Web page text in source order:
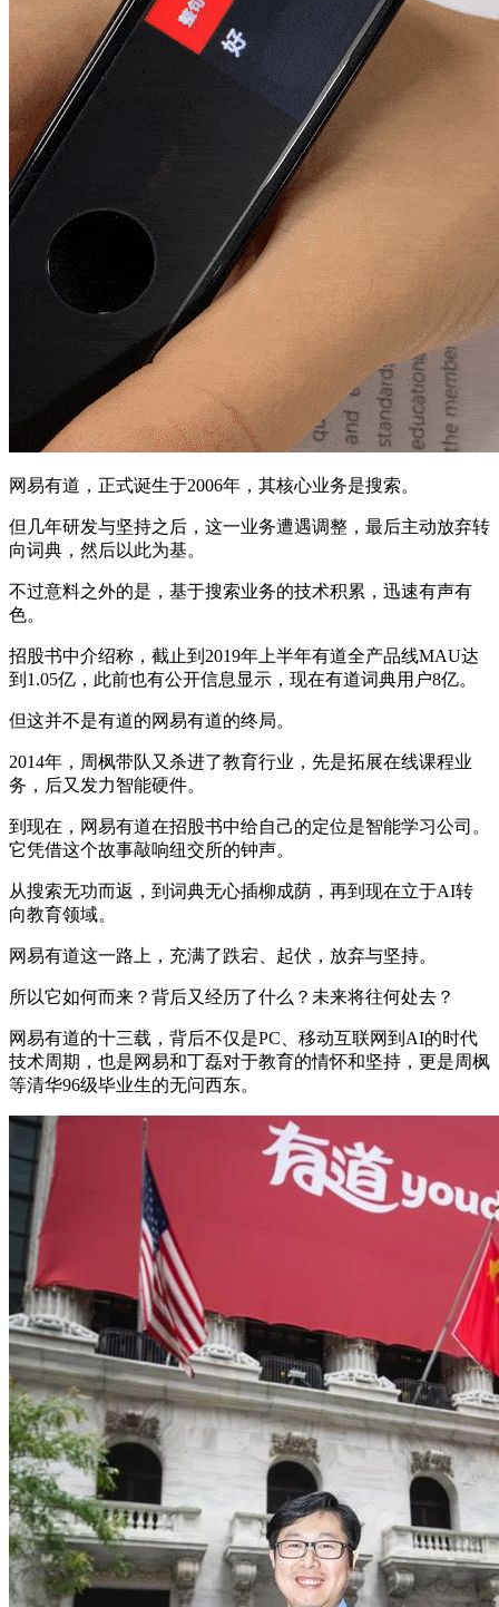
网易有道，正式诞生于2006年，其核心业务是搜索。
但几年研发与坚持之后，这一业务遭遇调整，最后主动放弃转
向词典，然后以此为基。
不过意料之外的是，基于搜索业务的技术积累，迅速有声有
色。
招股书中介绍称，截止到2019年上半年有道全产品线MAU达
到1.05亿，此前也有公开信息显示，现在有道词典用户8亿。
但这并不是有道的网易有道的终局。
2014年，周枫带队又杀进了教育行业，先是拓展在线课程业
务，后又发力智能硬件。
到现在，网易有道在招股书中给自己的定位是智能学习公司。
它凭借这个故事敲响纽交所的钟声。
从搜索无功而返，到词典无心插柳成荫，再到现在立于AI转
向教育领域。
网易有道这一路上，充满了跌宕、起伏，放弃与坚持。
所以它如何而来？背后又经历了什么？未来将往何处去？
网易有道的十三载，背后不仅是PC、移动互联网到AI的时代
技术周期，也是网易和丁磊对于教育的情怀和坚持，更是周枫
等清华96级毕业生的无问西东。